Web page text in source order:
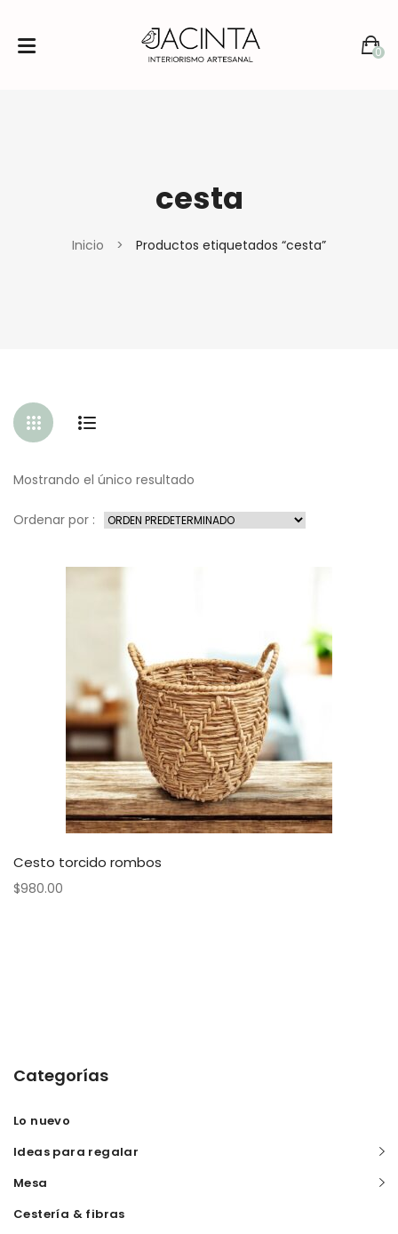
0
cesta
Inicio > Productos etiquetados “cesta”
Mostrando el único resultado
Ordenar por :
Cesto torcido rombos
$980.00
Categorías
Lo nuevo
Ideas para regalar
Mesa
Cestería & fibras